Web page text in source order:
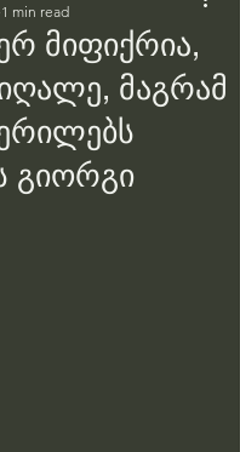
მიფიქრია,
მაგრამ
გიორგი
1 min read